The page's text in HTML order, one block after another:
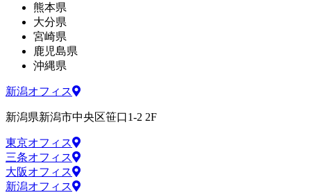
熊本県
大分県
宮崎県
鹿児島県
沖縄県
新潟オフィス
新潟県新潟市中央区笹口1-2 2F
東京オフィス
三条オフィス
大阪オフィス
新潟オフィス